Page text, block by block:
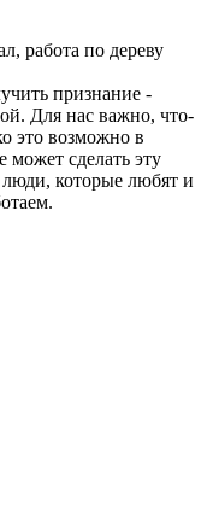
работа по дереву
признание -
Для нас важно, что-
это возможно в
сделать эту
которые любят и